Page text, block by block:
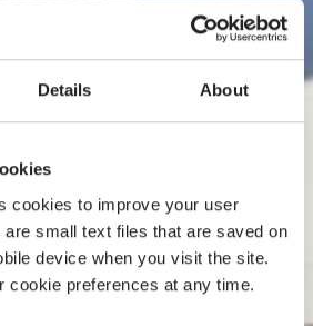
Details About
cookies to improve your user
small text files that are saved on
device when you visit the site.
cookie preferences at any time.